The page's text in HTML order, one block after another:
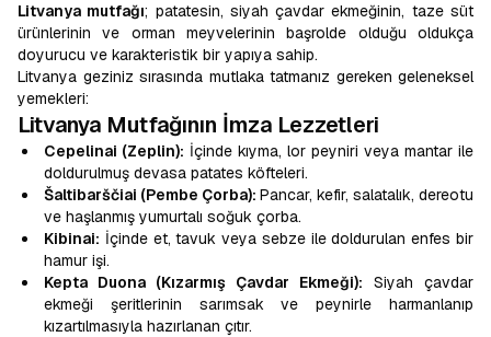
Litvanya mutfağı; patatesin, siyah çavdar ekmeğinin, taze süt
ürünlerinin ve orman meyvelerinin başrolde olduğu oldukça
doyurucu ve karakteristik bir yapıya sahip.
Litvanya geziniz sırasında mutlaka tatmanız gereken geleneksel
yemekleri:
Litvanya Mutfağının İmza Lezzetleri
Cepelinai (Zeplin): İçinde kıyma, lor peyniri veya mantar ile
doldurulmuş devasa patates köfteleri.
Šaltibarščiai (Pembe Çorba): Pancar, kefir, salatalık, dereotu
ve haşlanmış yumurtalı soğuk çorba.
Kibinai: İçinde et, tavuk veya sebze ile doldurulan enfes bir
hamur işi.
Kepta Duona (Kızarmış Çavdar Ekmeği): Siyah çavdar
ekmeği şeritlerinin sarımsak ve peynirle harmanlanıp
kızartılmasıyla hazırlanan çıtır.